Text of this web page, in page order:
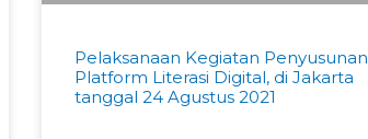
Pelaksanaan Kegiatan Penyusunan
Platform Literasi Digital, di Jakarta
tanggal 24 Agustus 2021